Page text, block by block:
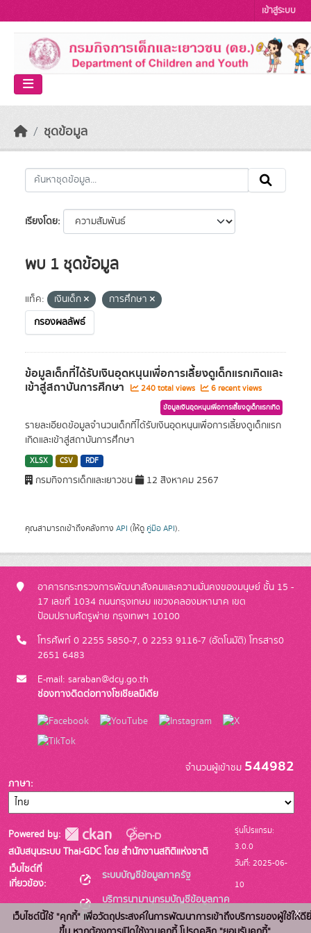
เข้าสู่ระบบ
ชุดข้อมูล
เรียงโดย
พบ 1 ชุดข้อมูล
แท็ค: เงินเด็ก
การศึกษา
กรองผลลัพธ์
ข้อมูลเด็กที่ได้รับเงินอุดหนุนเพื่อการเลี้ยงดูเด็กแรกเกิดและ
เข้าสู่สถาบันการศึกษา 240 total views 6 recent views
ข้อมูลเงินอุดหนุนเพื่อการเลี้ยงดูเด็กแรกเกิด
รายละเอียดข้อมูลจำนวนเด็กที่ได้รับเงินอุดหนุนเพื่อการเลี้ยงดูเด็กแรก
เกิดและเข้าสู่สถาบันการศึกษา
XLSX CSV RDF
กรมกิจการเด็กและเยาวชน 12 สิงหาคม 2567
คุณสามารถเข้าถึงคลังทาง API (ให้ดู คู่มือ API).
อาคารกระทรวงการพัฒนาสังคมและความมั่นคงของมนุษย์ ชั้น 15 -
17 เลขที่ 1034 ถนนกรุงเกษม แขวงคลองมหานาค เขต
ป้อมปราบศัตรูพ่าย กรุงเทพฯ 10100
โทรศัพท์ 0 2255 5850-7, 0 2253 9116-7 (อัตโนมัติ) โทรสาร0
2651 6483
E-mail: saraban@dcy.go.th
ช่องทางติดต่อทางโซเชียลมีเดีย
จำนวนผู้เข้าชม 544982
ภาษา
Powered by:
สนับสนุนระบบ Thai-GDC โดย สำนักงานสถิติแห่งชาติ
เว็บไซต์ที่
เกี่ยวข้อง:
ระบบบัญชีข้อมูลภาครัฐ
บริการนามานุกรมบัญชีข้อมูลภาค
รัฐ
รุ่นโปรแกรม:
3.0.0
วันที่: 2025-06-
10
เว็บไซต์นี้ใช้ "คุกกี้" เพื่อวัตถุประสงค์ในการพัฒนาการเข้าถึงบริการของผู้ใช้ให้ดี
x